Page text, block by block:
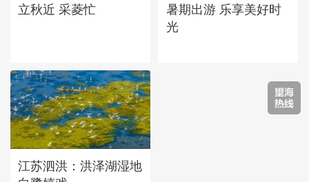
立秋近 采菱忙
暑期出游 乐享美好时
光
江苏泗洪：洪泽湖湿地